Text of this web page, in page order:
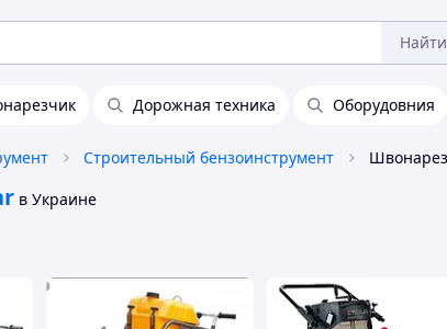
Найти
Дорожная техника Оборудовния
Строительный бензоинструмент
в Украине